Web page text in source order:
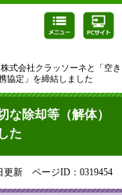
式会社クラッソーネと「空き
協定」を締結しました
な除却等（解体）
た
更新 ページID：0319454